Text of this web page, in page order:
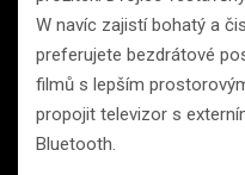
W navíc zajistí bohatý a
preferujete bezdrátové
filmů s lepším
propojit televizor s
Bluetooth.